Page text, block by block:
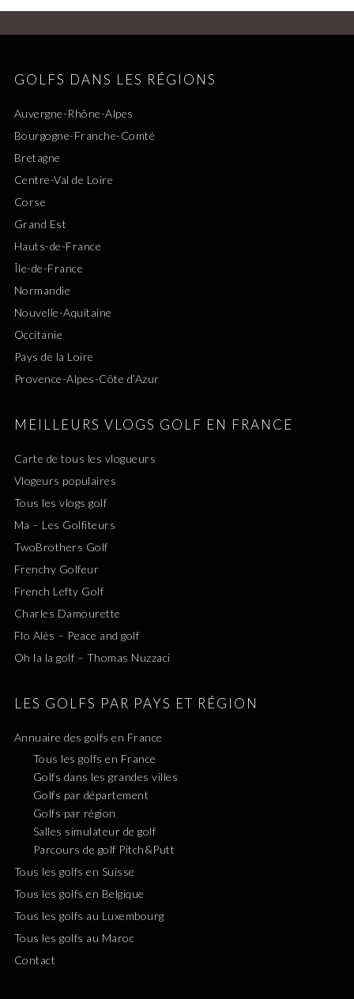
GOLFS DANS LES RÉGIONS
Auvergne-Rhône-Alpes
Bourgogne-Franche-Comté
Bretagne
Centre-Val de Loire
Corse
Grand Est
Hauts-de-France
Île-de-France
Normandie
Nouvelle-Aquitaine
Occitanie
Pays de la Loire
Provence-Alpes-Côte d’Azur
MEILLEURS VLOGS GOLF EN FRANCE
Carte de tous les vlogueurs
Vlogeurs populaires
Tous les vlogs golf
Ma – Les Golfiteurs
TwoBrothers Golf
Frenchy Golfeur
French Lefty Golf
Charles Damourette
Flo Alès – Peace and golf
Oh la la golf – Thomas Nuzzaci
LES GOLFS PAR PAYS ET RÉGION
Annuaire des golfs en France
Tous les golfs en France
Golfs dans les grandes villes
Golfs par département
Golfs par région
Salles simulateur de golf
Parcours de golf Pitch&Putt
Tous les golfs en Suisse
Tous les golfs en Belgique
Tous les golfs au Luxembourg
Tous les golfs au Maroc
Contact